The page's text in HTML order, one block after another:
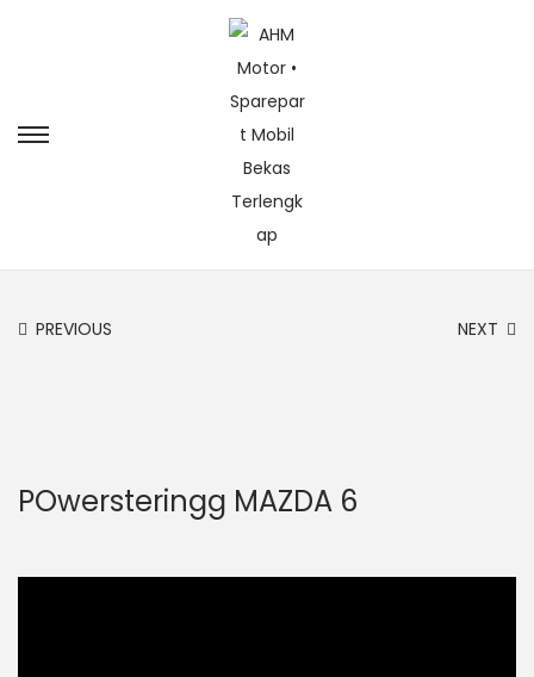
PREVIOUS NEXT
POwersteringg MAZDA 6